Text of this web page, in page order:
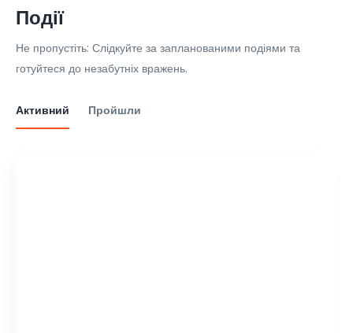
Події
Не пропустіть: Слідкуйте за запланованими подіями та
готуйтеся до незабутніх вражень.
Активний Пройшли